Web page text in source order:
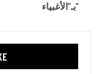
بـ”الأغبياء”